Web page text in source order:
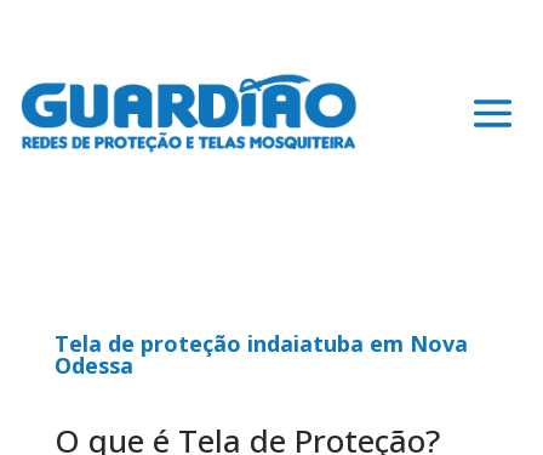
Tela de proteção indaiatuba em Nova
Odessa
O que é Tela de Proteção?